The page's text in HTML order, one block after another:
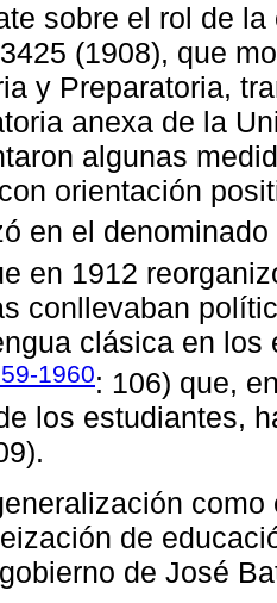
sobre el rol de
(1908), que
y Preparatoria,
anexa de la
algunas
orientación
en el
en 1912
conllevaban
clásica en los
1960: 106) que,
los estudiantes,
de
de José